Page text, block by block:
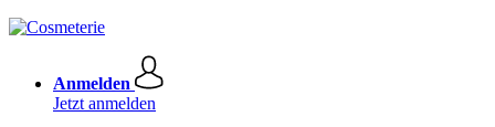
Anmelden
Jetzt anmelden